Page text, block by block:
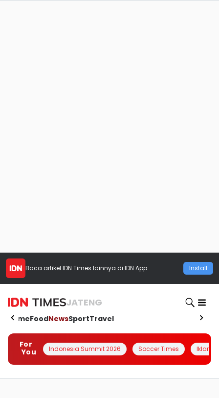
Baca artikel IDN Times lainnya di IDN App Install
JATENG
HomeFoodNewsSportTravel
For
You
Indonesia Summit 2026 Soccer Times Iklanin